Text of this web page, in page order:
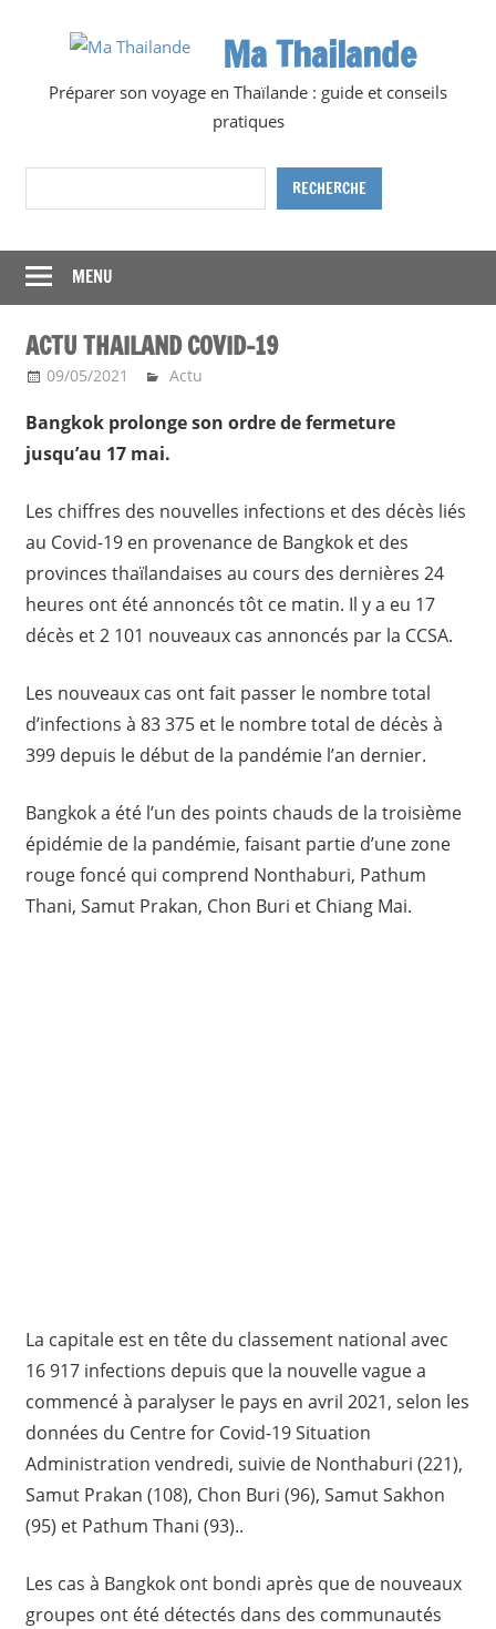
Ma Thailande
Préparer son voyage en Thaïlande : guide et conseils
pratiques
Rechercher
RECHERCHE
MENU
ACTU THAILAND COVID-19
09/05/2021 Ma Thailande
Actu
Bangkok prolonge son ordre de fermeture
jusqu’au 17 mai.
Les chiffres des nouvelles infections et des décès liés
au Covid-19 en provenance de Bangkok et des
provinces thaïlandaises au cours des dernières 24
heures ont été annoncés tôt ce matin. Il y a eu 17
décès et 2 101 nouveaux cas annoncés par la CCSA.
Les nouveaux cas ont fait passer le nombre total
d’infections à 83 375 et le nombre total de décès à
399 depuis le début de la pandémie l’an dernier.
Bangkok a été l’un des points chauds de la troisième
épidémie de la pandémie, faisant partie d’une zone
rouge foncé qui comprend Nonthaburi, Pathum
Thani, Samut Prakan, Chon Buri et Chiang Mai.
La capitale est en tête du classement national avec
16 917 infections depuis que la nouvelle vague a
commencé à paralyser le pays en avril 2021, selon les
données du Centre for Covid-19 Situation
Administration vendredi, suivie de Nonthaburi (221),
Samut Prakan (108), Chon Buri (96), Samut Sakhon
(95) et Pathum Thani (93)..
Les cas à Bangkok ont bondi après que de nouveaux
groupes ont été détectés dans des communautés